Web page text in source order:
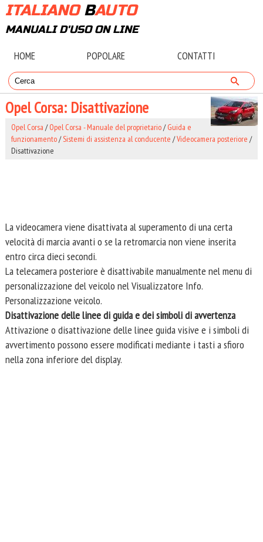
ITALIANOBAUTO
MANUALI D'USO ON LINE
HOME POPOLARE CONTATTI
Opel Corsa: Disattivazione
Opel Corsa /Opel Corsa - Manuale del proprietario/Guida e
funzionamento/Sistemi di assistenza al conducente /Videocamera posteriore /
Disattivazione
La videocamera viene disattivata al superamento di una certa
velocità di marcia avanti o se la retromarcia non viene inserita
entro circa dieci secondi.
La telecamera posteriore è disattivabile manualmente nel menu di
personalizzazione del veicolo nel Visualizzatore Info.
Personalizzazione veicolo.
Disattivazione delle linee di guida e dei simboli di avvertenza
Attivazione o disattivazione delle linee guida visive e i simboli di
avvertimento possono essere modificati mediante i tasti a sfioro
nella zona inferiore del display.